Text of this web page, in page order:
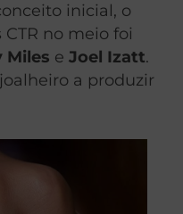
inicial, o
no meio foi
Miles e Joel Izatt.
a produzir